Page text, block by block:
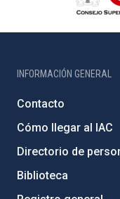
INFORMACIÓN GENERAL
Contacto
Cómo llegar al IAC
Directorio de
Biblioteca